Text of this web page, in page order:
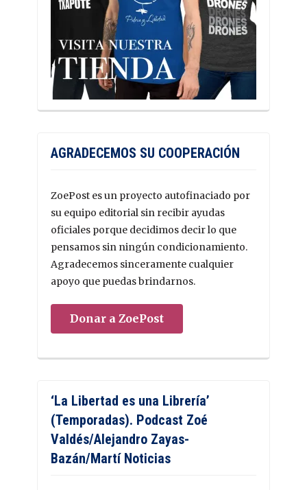
AGRADECEMOS SU COOPERACIÓN
ZoePost es un proyecto autofinaciado por
su equipo editorial sin recibir ayudas
oficiales porque decidimos decir lo que
pensamos sin ningún condicionamiento.
Agradecemos sinceramente cualquier
apoyo que puedas brindarnos.
Donar a ZoePost
‘La Libertad es una Librería’
(Temporadas). Podcast Zoé
Valdés/Alejandro Zayas-
Bazán/Martí Noticias